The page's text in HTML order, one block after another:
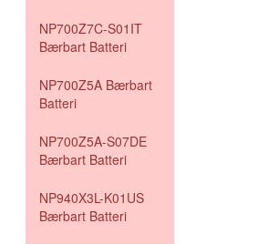
NP700Z7C-S01IT
Bærbart Batteri
NP700Z5A Bærbart
Batteri
NP700Z5A-S07DE
Bærbart Batteri
NP940X3L-K01US
Bærbart Batteri